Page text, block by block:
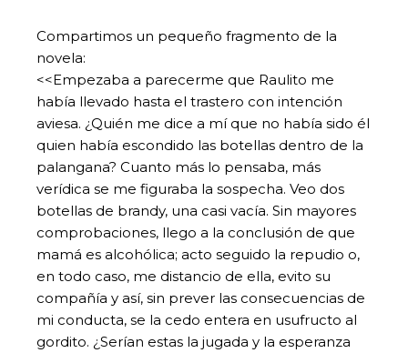
Compartimos un pequeño fragmento de la
novela:
<<Empezaba a parecerme que Raulito me
había llevado hasta el trastero con intención
aviesa. ¿Quién me dice a mí que no había sido él
quien había escondido las botellas dentro de la
palangana? Cuanto más lo pensaba, más
verídica se me figuraba la sospecha. Veo dos
botellas de brandy, una casi vacía. Sin mayores
comprobaciones, llego a la conclusión de que
mamá es alcohólica; acto seguido la repudio o,
en todo caso, me distancio de ella, evito su
compañía y así, sin prever las consecuencias de
mi conducta, se la cedo entera en usufructo al
gordito. ¿Serían estas la jugada y la esperanza